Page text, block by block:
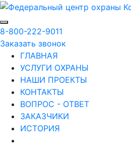
8-800-222-9011
Заказать звонок
ГЛАВНАЯ
УСЛУГИ ОХРАНЫ
НАШИ ПРОЕКТЫ
КОНТАКТЫ
ВОПРОС - ОТВЕТ
ЗАКАЗЧИКИ
ИСТОРИЯ